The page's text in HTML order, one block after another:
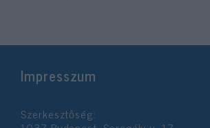
Impresszum
Szerkesztőség: